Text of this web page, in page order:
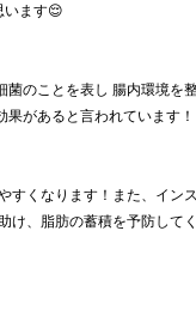
います😌
のことを表し 腸内環境を
があると言われています！
すくなります！また、イン
け、脂肪の蓄積を予防して